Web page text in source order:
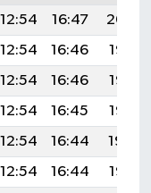
12:54 16:47
20:00
12:54 16:46
19:58
12:54 16:46
19:57
12:54 16:45
19:55
12:54 16:44
19:54
12:54 16:44
19:53